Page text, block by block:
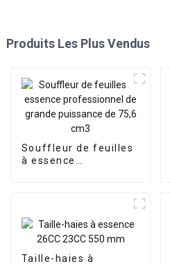
Produits Les Plus Vendus
Souffleur de feuilles
à essence
Taille-haies à